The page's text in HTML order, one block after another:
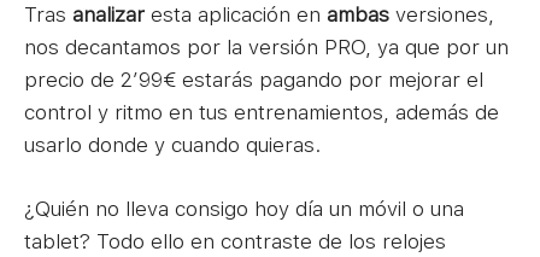
Tras analizar esta aplicación en ambas versiones,
nos decantamos por la versión PRO, ya que por un
precio de 2’99€ estarás pagando por mejorar el
control y ritmo en tus entrenamientos, además de
usarlo donde y cuando quieras.
¿Quién no lleva consigo hoy día un móvil o una
tablet? Todo ello en contraste de los relojes